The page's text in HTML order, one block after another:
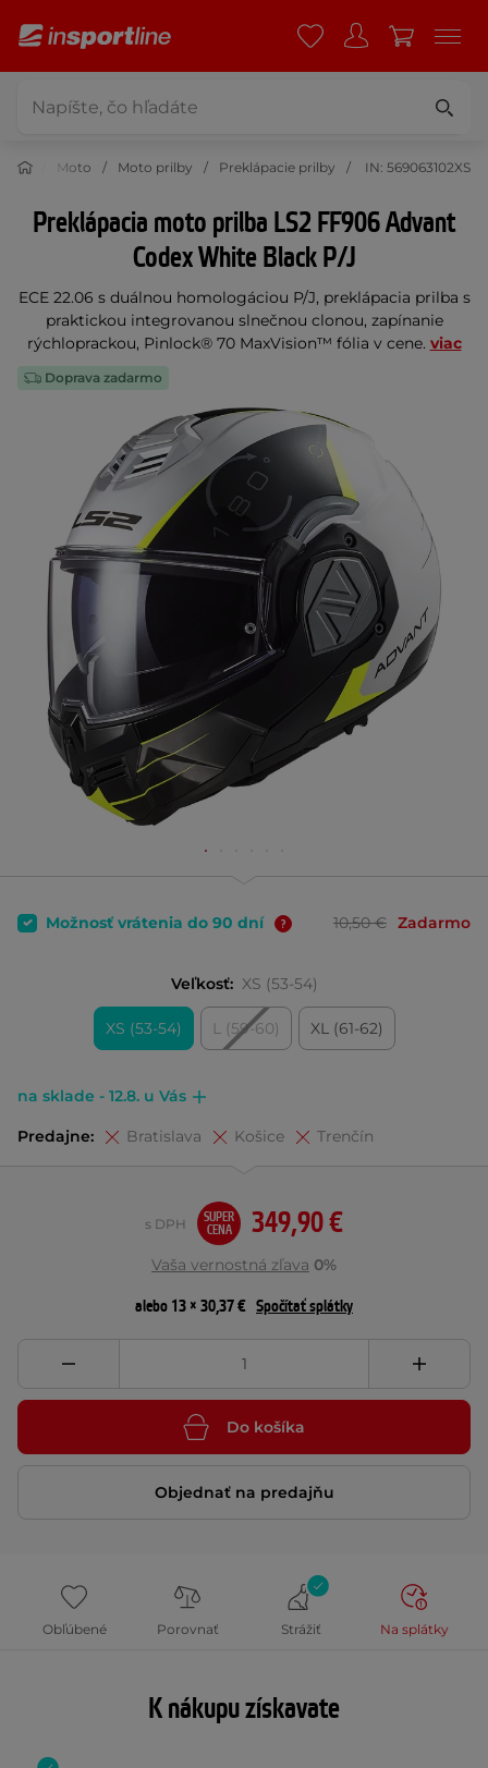
Moto Moto prilby Preklápacie prilby IN: 569063102XS
Preklápacia moto prilba LS2 FF906 Advant
Codex White Black P/J
ECE 22.06 s duálnou homologáciou P/J, preklápacia prilba s
praktickou integrovanou slnečnou clonou, zapínanie
rýchloprackou, Pinlock® 70 MaxVision™ fólia v cene. viac
Doprava zadarmo
Možnosť vrátenia do 90 dní 10,50 € Zadarmo
Veľkosť: XS (53-54)
XS (53-54) L (59-60) XL (61-62)
na sklade - 12.8. u Vás
Predajne: Bratislava Košice Trenčín
349,90 €
s DPH
SUPER
CENA
Vaša vernostná zľava 0%
alebo 13 × 30,37 € Spočítať splátky
Do košíka
Objednať na predajňu
Obľúbené Porovnať Strážiť Na splátky
K nákupu získavate